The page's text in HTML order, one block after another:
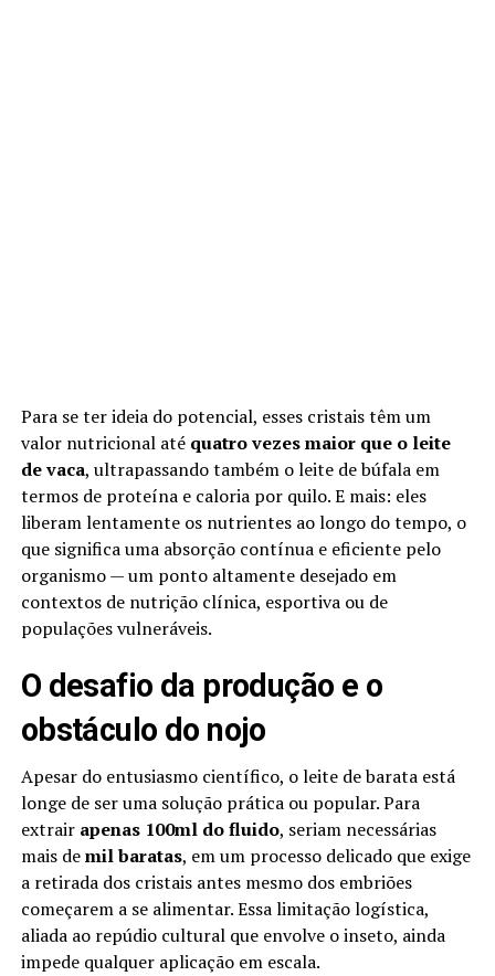
Para se ter ideia do potencial, esses cristais têm um
valor nutricional até quatro vezes maior que o leite
de vaca, ultrapassando também o leite de búfala em
termos de proteína e caloria por quilo. E mais: eles
liberam lentamente os nutrientes ao longo do tempo, o
que significa uma absorção contínua e eficiente pelo
organismo — um ponto altamente desejado em
contextos de nutrição clínica, esportiva ou de
populações vulneráveis.
O desafio da produção e o
obstáculo do nojo
Apesar do entusiasmo científico, o leite de barata está
longe de ser uma solução prática ou popular. Para
extrair apenas 100ml do fluido, seriam necessárias
mais demil baratas, em um processo delicado que exige
a retirada dos cristais antes mesmo dos embriões
começarem a se alimentar. Essa limitação logística,
aliada ao repúdio cultural que envolve o inseto, ainda
impede qualquer aplicação em escala.